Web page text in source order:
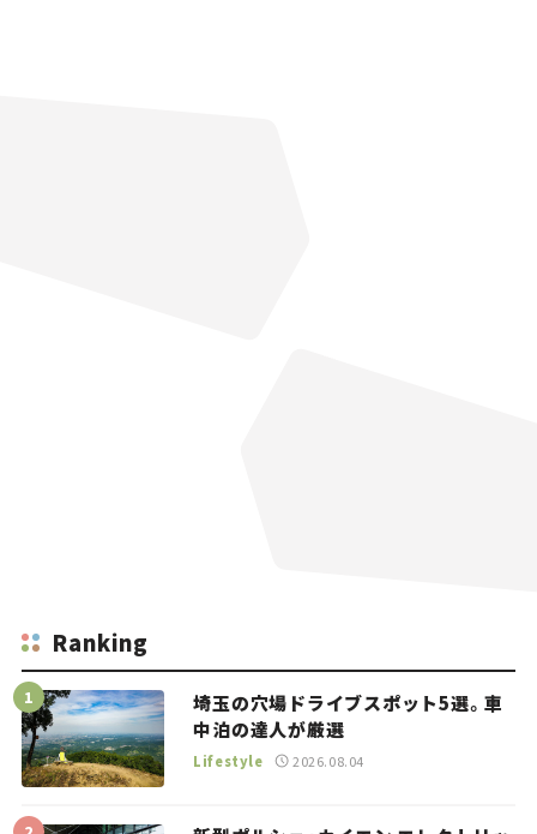
Ranking
埼玉の穴場ドライブスポット5選。車
中泊の達人が厳選
Lifestyle 2026.08.04